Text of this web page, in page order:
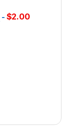
- $2.00